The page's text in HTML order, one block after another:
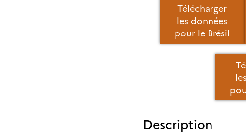
Télécharger
les données
pour le Brésil
Description